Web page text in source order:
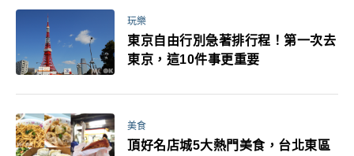
玩樂
東京自由行別急著排行程！第一次去
東京，這10件事更重要
美食
頂好名店城5大熱門美食，台北東區